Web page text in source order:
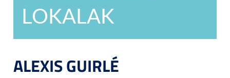
LOKALAK
ALEXIS GUIRLÉ